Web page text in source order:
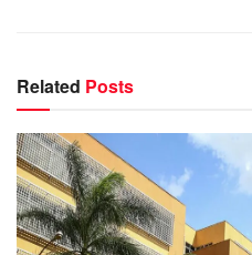
Related Posts